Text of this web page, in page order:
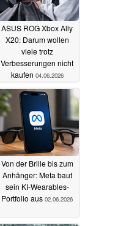
ASUS ROG Xbox Ally
X20: Darum wollen
viele trotz
Verbesserungen nicht
kaufen 04.06.2026
Von der Brille bis zum
Anhänger: Meta baut
sein KI-Wearables-
Portfolio aus 02.06.2026